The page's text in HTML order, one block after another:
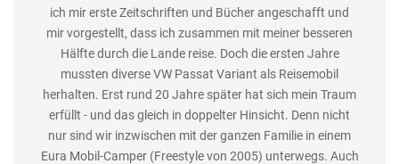
ich mir erste Zeitschriften und Bücher angeschafft und
mir vorgestellt, dass ich zusammen mit meiner besseren
Hälfte durch die Lande reise. Doch die ersten Jahre
mussten diverse VW Passat Variant als Reisemobil
herhalten. Erst rund 20 Jahre später hat sich mein Traum
erfüllt - und das gleich in doppelter Hinsicht. Denn nicht
nur sind wir inzwischen mit der ganzen Familie in einem
Eura Mobil-Camper (Freestyle von 2005) unterwegs. Auch